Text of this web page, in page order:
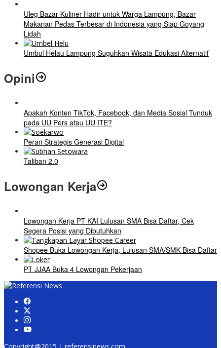
Uleg Bazar Kuliner Hadir untuk Warga Lampung, Bazar
Makanan Pedas Terbesar di Indonesia yang Siap Goyang
Lidah
Umbul Helau Lampung Suguhkan Wisata Edukasi Alternatif
Opini
Apakah Konten TikTok, Facebook, dan Media Sosial Tunduk
pada UU Pers atau UU ITE?
Peran Strategis Generasi Digital
Taliban 2.0
Lowongan Kerja
Lowongan Kerja PT KAI Lulusan SMA Bisa Daftar, Cek
Segera Posisi yang Dibutuhkan
Shopee Buka Lowongan Kerja, Lulusan SMA/SMK Bisa Daftar
PT JJAA Buka 4 Lowongan Pekerjaan